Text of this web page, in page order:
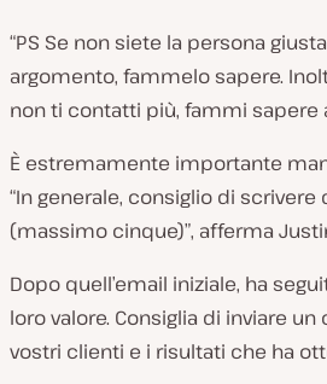
“PS Se non siete la persona
argomento, fammelo sapere.
non ti contatti più, fammi sapere
È estremamente importante
“In generale, consiglio di
(massimo cinque)”, afferma
Dopo quell’email iniziale, ha
loro valore. Consiglia di inviare
vostri clienti e i risultati che ha